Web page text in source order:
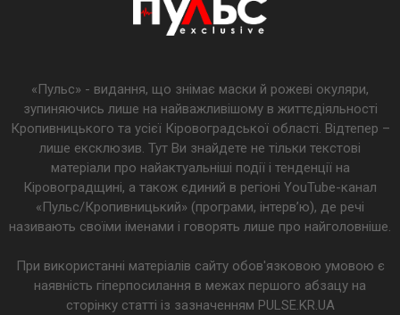
«Пульс» - видання, що знімає маски й рожеві окуляри,
зупиняючись лише на найважливішому в життєдіяльності
Кропивницького та усієї Кіровоградської області. Відтепер –
лише ексклюзив. Тут Ви знайдете не тільки текстові
матеріали про найактуальніші події і тенденції на
Кіровоградщині, а також єдиний в регіоні YouTube-канал
«Пульс/Кропивницький» (програми, інтерв’ю), де речі
називають своїми іменами і говорять лише про найголовніше.
При використанні матеріалів сайту обов'язковою умовою є
наявність гіперпосилання в межах першого абзацу на
сторінку статті із зазначенням PULSE.KR.UA